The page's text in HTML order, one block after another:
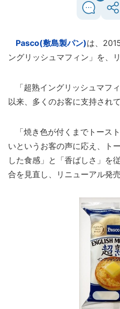
Pasco(敷島製パン)は、
ングリッシュマフィン」を、
「超熟イングリッシュマフ
以来、多くのお客に支持され
「焼き色が付くまでトース
いというお客の声に応え、ト
した食感」と「香ばしさ」を
合を見直し、リニューアル発売